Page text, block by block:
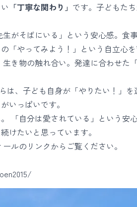
「丁寧な関わり」 です。子どもた
生がそばにいる」という安心感。食
「やってみよう！」という自立心を
き物の触れ合い。発達に合わせた
は、子ども自身が「やりたい！」
いっぱいです。
「自分は愛されている」という安
けたいと思っています。
ルのリンクからご覧ください。